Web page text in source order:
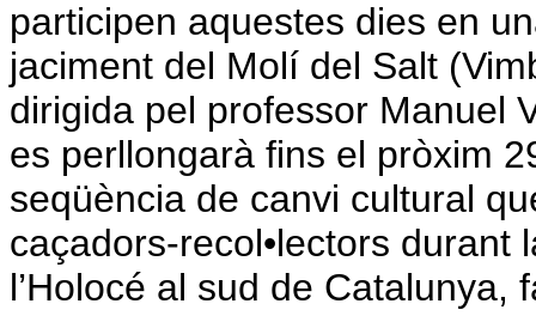
participen aquestes dies en
jaciment del Molí del Salt
dirigida pel professor Manuel
es perllongarà fins el pròxim
seqüència de canvi cultural
caçadors-recol•lectors durant
l’Holocé al sud de